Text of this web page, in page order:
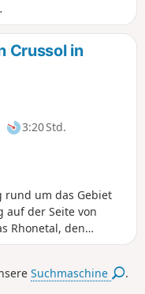
Crussol in
3:20 Std.
rund um das Gebiet
auf der Seite von
Rhonetal, den
auf dem Rückweg
dessen Weinberge.
Suchmaschine .